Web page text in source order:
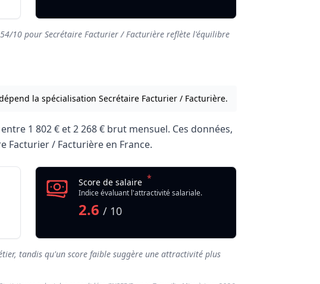
/10 pour Secrétaire Facturier / Facturière reflète l'équilibre
la spécialisation Secrétaire Facturier / Facturière.
1 802 € et2 268 € brut mensuel. Ces données,
Facturier / Facturière en France.
Score de salaire *
Indice évaluant l'attractivité salariale.
2.6/ 10
tandis qu'un score faible suggère une attractivité plus